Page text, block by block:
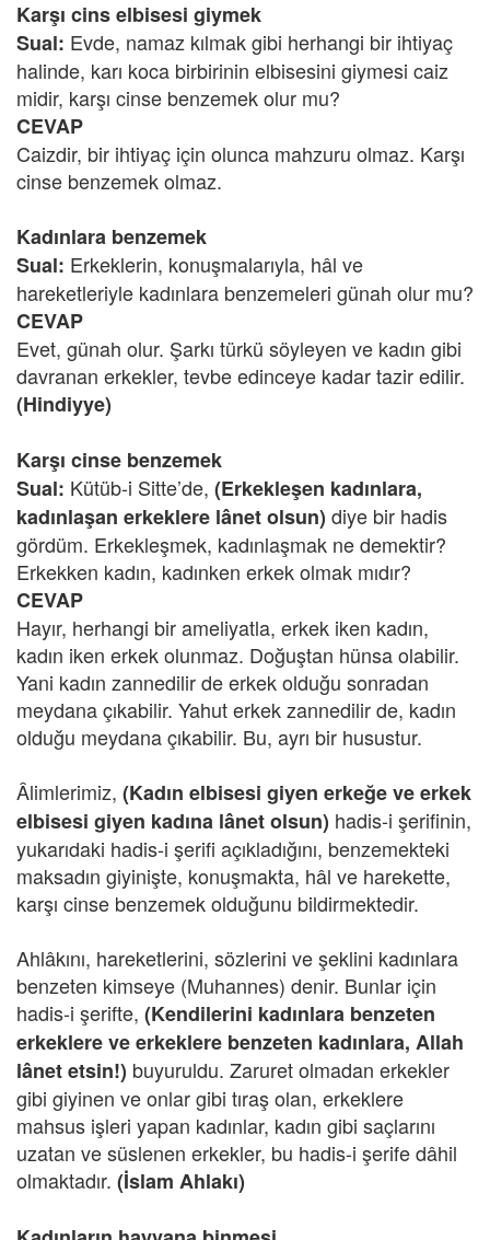
Karşı cins elbisesi giymek
Sual: Evde, namaz kılmak gibi herhangi bir ihtiyaç
halinde, karı koca birbirinin elbisesini giymesi caiz
midir, karşı cinse benzemek olur mu?
CEVAP
Caizdir, bir ihtiyaç için olunca mahzuru olmaz. Karşı
cinse benzemek olmaz.
Kadınlara benzemek
Sual: Erkeklerin, konuşmalarıyla, hâl ve
hareketleriyle kadınlara benzemeleri günah olur mu?
CEVAP
Evet, günah olur. Şarkı türkü söyleyen ve kadın gibi
davranan erkekler, tevbe edinceye kadar tazir edilir.
(Hindiyye)
Karşı cinse benzemek
Sual: Kütüb-i Sitte’de, (Erkekleşen kadınlara,
kadınlaşan erkeklere lânet olsun) diye bir hadis
gördüm. Erkekleşmek, kadınlaşmak ne demektir?
Erkekken kadın, kadınken erkek olmak mıdır?
CEVAP
Hayır, herhangi bir ameliyatla, erkek iken kadın,
kadın iken erkek olunmaz. Doğuştan hünsa olabilir.
Yani kadın zannedilir de erkek olduğu sonradan
meydana çıkabilir. Yahut erkek zannedilir de, kadın
olduğu meydana çıkabilir. Bu, ayrı bir husustur.
Âlimlerimiz, (Kadın elbisesi giyen erkeğe ve erkek
elbisesi giyen kadına lânet olsun) hadis-i şerifinin,
yukarıdaki hadis-i şerifi açıkladığını, benzemekteki
maksadın giyinişte, konuşmakta, hâl ve harekette,
karşı cinse benzemek olduğunu bildirmektedir.
Ahlâkını, hareketlerini, sözlerini ve şeklini kadınlara
benzeten kimseye (Muhannes) denir. Bunlar için
hadis-i şerifte, (Kendilerini kadınlara benzeten
erkeklere ve erkeklere benzeten kadınlara, Allah
lânet etsin!) buyuruldu. Zaruret olmadan erkekler
gibi giyinen ve onlar gibi tıraş olan, erkeklere
mahsus işleri yapan kadınlar, kadın gibi saçlarını
uzatan ve süslenen erkekler, bu hadis-i şerife dâhil
olmaktadır. (İslam Ahlakı)